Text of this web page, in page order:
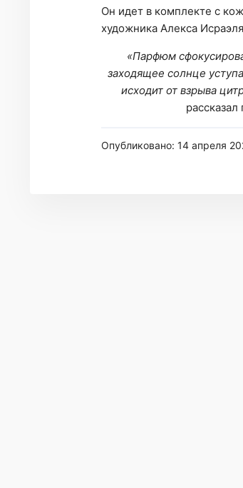
Он идет в комплекте с
художника Алекса
«Парфюм
заходящее солнце
исходит от взрыва
Опубликовано: 14 апреля